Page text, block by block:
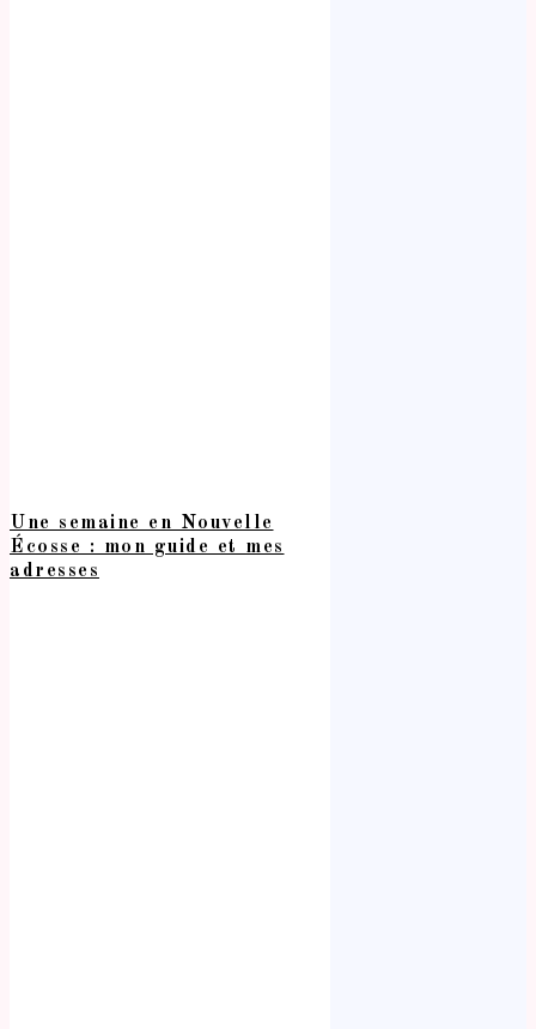
Une semaine en Nouvelle
Écosse : mon guide et mes
adresses